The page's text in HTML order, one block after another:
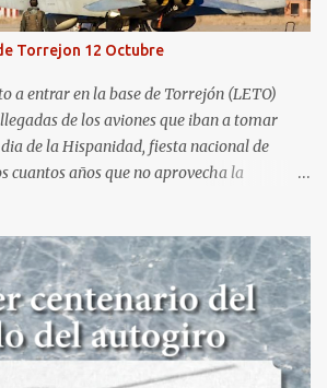
de las tomas que realicé este pasado
Torrejon 12 Octubre
a entrar en la base de Torrejón (LETO)
de los aviones que iban a tomar
de la Hispanidad, fiesta nacional de
cuantos años que no aprovecha la
aterrizaje) pero... no es lo mismo :-) La cita
la mañana en el control de seguridad de
de 100 personas haciendo cola para
acceder. Una vez dentro, como otras
los coches en una zona común desde la
en autobuses por el interior de la base. La